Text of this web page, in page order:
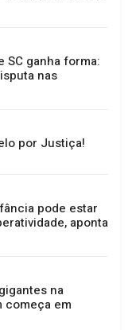
SC ganha forma:
nas
por Justiça!
pode estar
aponta
na
começa em